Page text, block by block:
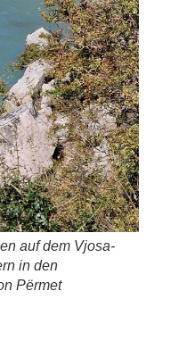
auf dem Vjosa-
in den
Përmet